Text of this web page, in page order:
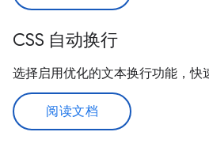
CSS 自动换行
选择启用优化的文本换行功能，快
阅读文档